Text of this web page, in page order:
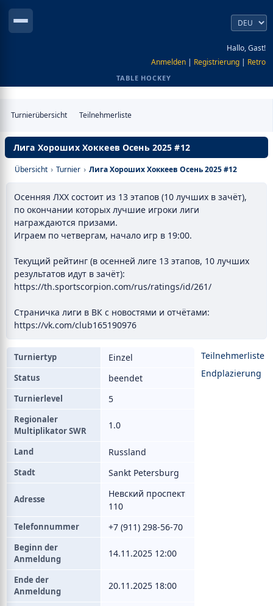
Hallo, Gast!
Anmelden | Registrierung | Retro
TABLE HOCKEY
Turnierübersicht Teilnehmerliste
Лига Хороших Хоккеев Осень 2025 #12
Übersicht › Turnier › Лига Хороших Хоккеев Осень 2025 #12
Осенняя ЛХХ состоит из 13 этапов (10 лучших в зачёт),
по окончании которых лучшие игроки лиги
награждаются призами.
Играем по четвергам, начало игр в 19:00.
Текущий рейтинг (в осенней лиге 13 этапов, 10 лучших
результатов идут в зачёт):
https://th.sportscorpion.com/rus/ratings/id/261/
Страничка лиги в ВК с новостями и отчётами:
https://vk.com/club165190976
Teilnehmerliste
Endplazierung
Turniertyp Einzel
Status beendet
Turnierlevel 5
Regionaler
Multiplikator SWR
1.0
Land Russland
Stadt Sankt Petersburg
Adresse
Невский проспект
110
Telefonnummer +7 (911) 298-56-70
Beginn der
Anmeldung
14.11.2025 12:00
Ende der
Anmeldung
20.11.2025 18:00